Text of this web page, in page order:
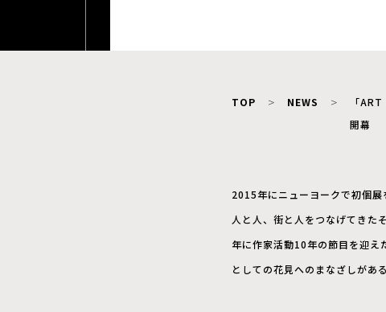
TOP NEWS
「
開幕
2015年にニューヨークで初個展
人と人、街と人をつなげてきた
年に作家活動10年の節目を迎え
としての花見へのまなざしがある